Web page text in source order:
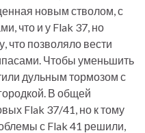
новым стволом, с
что и у Flak 37, но
позволяло вести
Чтобы уменьшить
дульным тормозом с
В общей
Flak 37/41, но к тому
с Flak 41 решили,